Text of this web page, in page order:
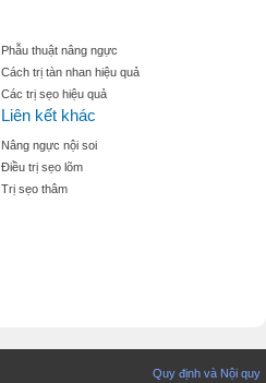
Phẫu thuật nâng ngực
Cách trị tàn nhan hiệu quả
Các trị sẹo hiệu quả
Liên kết khác
Nâng ngực nội soi
Điều trị sẹo lõm
Trị sẹo thâm
Quy định và Nội quy